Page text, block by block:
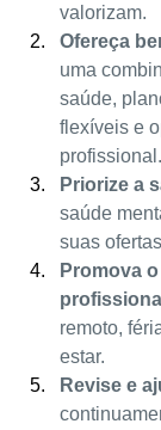
valorizam.
Ofereça
uma
saúde,
flexíveis e
profissional.
Priorize a
saúde
suas
Promova
remoto,
estar.
Revise e